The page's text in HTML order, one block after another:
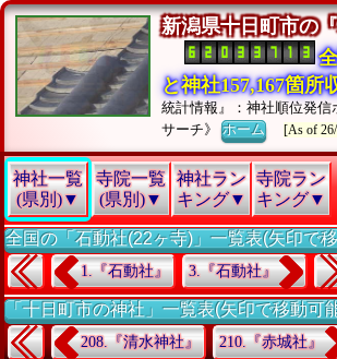
新潟県十日町市の
と神社157,167箇所
統計情報』：神社順位発信
サーチ》ホーム [As of
神社一覧
(県別)▼
寺院一覧
(県別)▼
神社ラン
キング▼
寺院ラン
キング▼
全国の「石動社(22ヶ寺)」一覧表(矢印で
1.『石動社』 3.『石動社』
「十日町市の神社」一覧表(矢印で移動可
208.『清水神社』 210.『赤城社』